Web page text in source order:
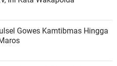
Gowes Kamtibmas Hingga